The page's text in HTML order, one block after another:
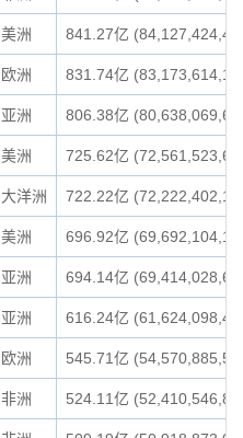
美洲 841.27亿
欧洲 831.74亿
亚洲 806.38亿
美洲 725.62亿
大洋洲 722.22亿
美洲 696.92亿
亚洲 694.14亿
亚洲 616.24亿
欧洲 545.71亿
非洲 524.11亿